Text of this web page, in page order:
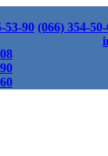
53-90 (066) 354-